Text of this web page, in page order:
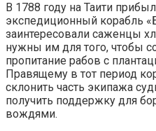
В 1788 году на Таити
экспедиционный корабль
заинтересовали саженцы
нужны им для того, чтобы
пропитание рабов с
Правящему в тот период
склонить часть экипажа
получить поддержку для
вождями.